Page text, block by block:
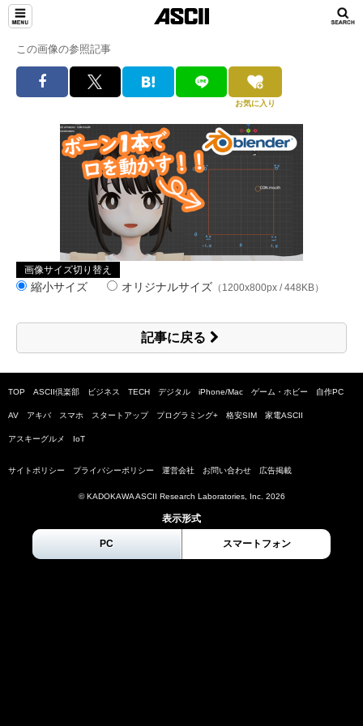
この画像の参照記事
お気に入り
画像サイズ切り替え
縮小サイズ オリジナルサイズ （1200x800px / 448KB）
記事に戻る
TOP ASCII倶楽部 ビジネス TECH デジタル iPhone/Mac ゲーム・ホビー 自作PC
AV アキバ スマホ スタートアップ プログラミング+ 格安SIM 家電ASCII
アスキーグルメ IoT
サイトポリシー プライバシーポリシー 運営会社 お問い合わせ 広告掲載
© KADOKAWA ASCII Research Laboratories, Inc. 2026
表示形式
PC スマートフォン